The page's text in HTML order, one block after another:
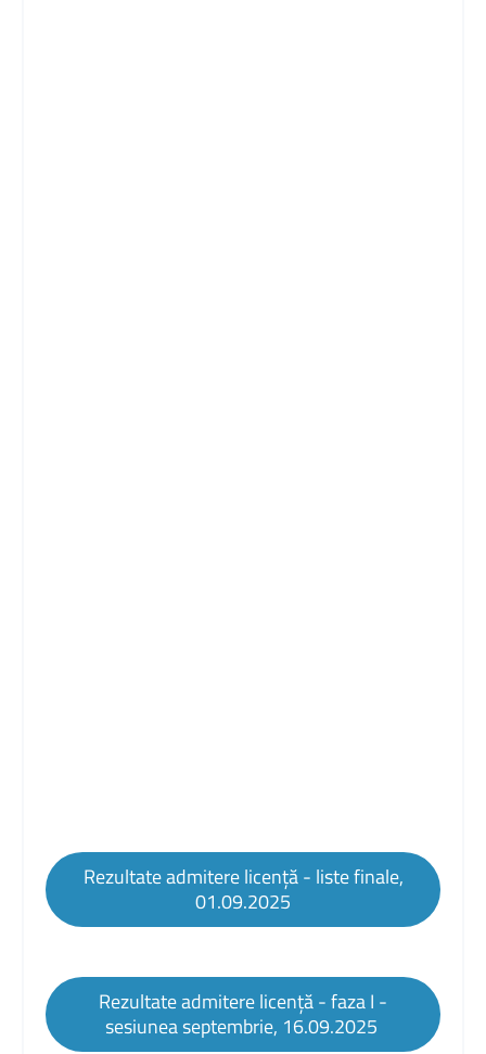
Rezultate admitere licență - liste finale,
01.09.2025
Rezultate admitere licență - faza I -
sesiunea septembrie, 16.09.2025